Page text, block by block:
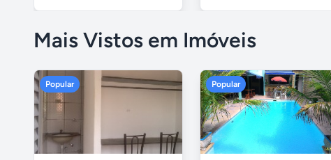
Mais Vistos em Imóveis
Popular Popular